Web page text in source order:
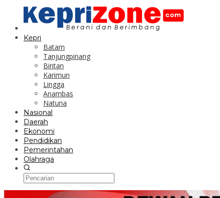
Kepri
Batam
Tanjungpinang
Bintan
Karimun
Lingga
Anambas
Natuna
Nasional
Daerah
Ekonomi
Pendidikan
Pemerintahan
Olahraga